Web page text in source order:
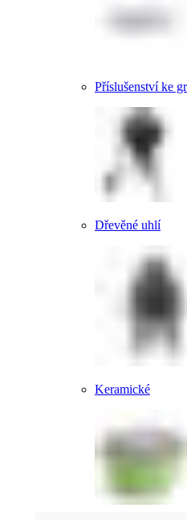
Příslušenství ke
Dřevěné uhlí
Keramické